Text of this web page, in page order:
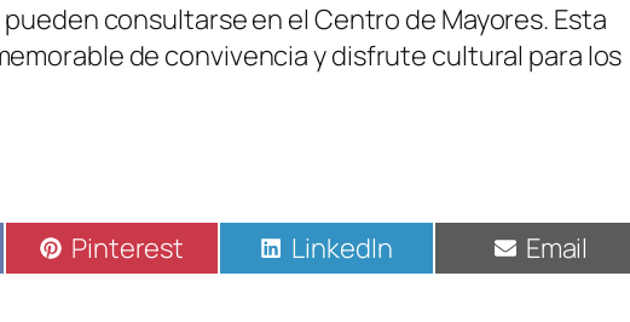
consultarse en el Centro de Mayores. Esta
de convivencia y disfrute cultural para los
Compartir
en
Pinterest Compartir
en
LinkedIn Compartir
en
Email